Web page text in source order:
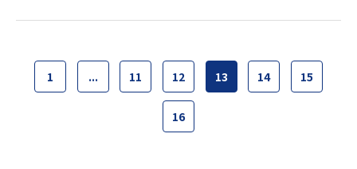
1 ... 11 12 13 14 15
16